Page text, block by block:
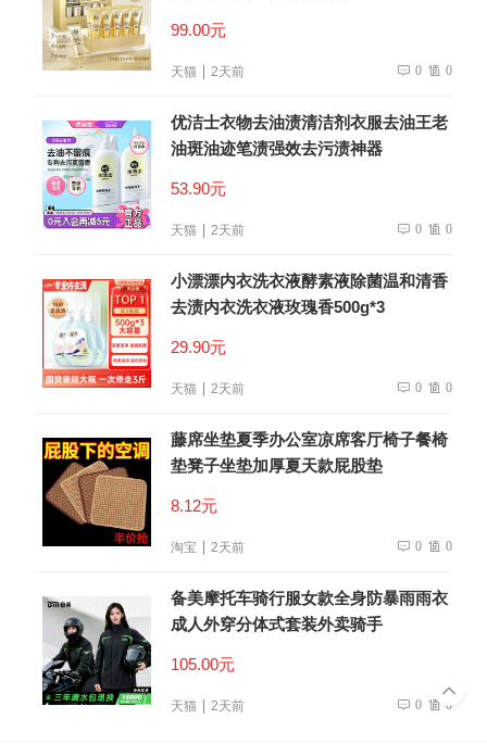
99.00元
天猫 2天前 0 0
优洁士衣物去油渍清洁剂衣服去油王老
油斑油迹笔渍强效去污渍神器
53.90元
天猫 2天前 0 0
小漂漂内衣洗衣液酵素液除菌温和清香
去渍内衣洗衣液玫瑰香500g*3
29.90元
天猫 2天前 0 0
藤席坐垫夏季办公室凉席客厅椅子餐椅
垫凳子坐垫加厚夏天款屁股垫
8.12元
淘宝 2天前 0 0
备美摩托车骑行服女款全身防暴雨雨衣
成人外穿分体式套装外卖骑手
105.00元
天猫 2天前 0 0